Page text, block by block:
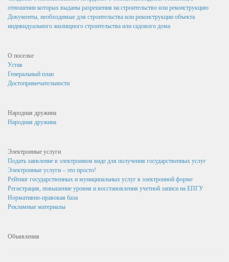
Кадровый резерв
Стандарты муниципальных услуг
Информация о состоянии защиты населения и территорий от
чрезвычайных ситуаций и пожарной безопасности
Антитеррор
Бюджет поселка на 2016 год
Бюджет поселка на 2017 год
Исполнение бюджета за 1 квартал
отношении которых выданы разрешения на строительство или реконструкцию
Документы, необходимые для строительства или реконструкции объекта
индивидуального жилищного строительства или садового дома
О поселке
Устав
Генеральный план
Достопримечательности
Народная дружина
Народная дружина
Электронные услуги
Подать заявление в электронном виде для получения государственных услуг
Электронные услуги – это просто!
Рейтинг государственных и муниципальных услуг в электронной форме
Регистрация, повышение уровня и восстановления учетной записи на ЕПГУ
Нормативно-правовая база
Рекламные материалы
Объявления